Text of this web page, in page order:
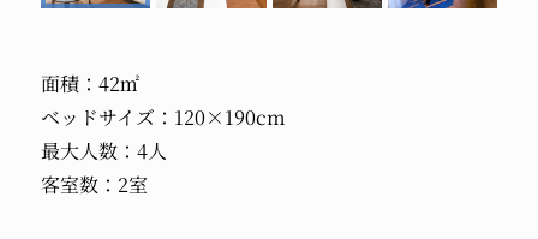
面積：42㎡
ベッドサイズ：120×190cm
最大人数：4人
客室数：2室